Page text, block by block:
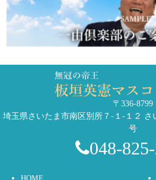
〒336-8799
埼玉県さいたま市南区別所７-１-１２ さ
号
048-
HOME